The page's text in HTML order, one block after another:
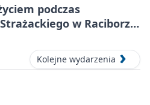
podczas
w Raciborzu
Kolejne wydarzenia